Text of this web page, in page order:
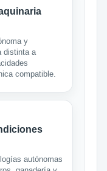
y
distinta a
compatible.
autónomas